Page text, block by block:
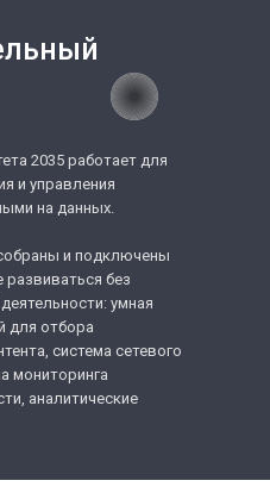
2035 работает для
и управления
на данных.
и подключены
без
умная
для отбора
система сетевого
мониторинга
аналитические